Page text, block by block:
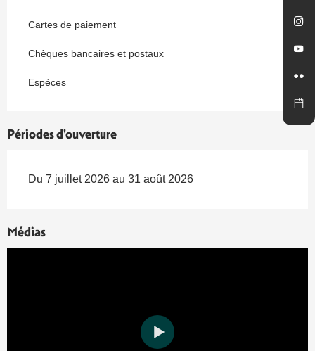
Cartes de paiement
Chèques bancaires et postaux
Espèces
Périodes d'ouverture
Du 7 juillet 2026 au 31 août 2026
Médias